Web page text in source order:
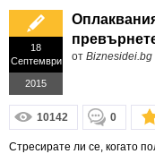
18
Септември
2015
от Biznesidei.bg
10142 0
Стресирате ли се, когато